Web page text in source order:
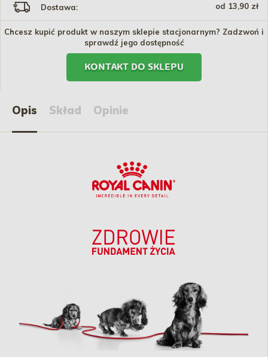
Dostawa: od 13,90 zł
Chcesz kupić produkt w naszym sklepie stacjonarnym? Zadzwoń i
sprawdź jego dostępność
KONTAKT DO SKLEPU
Opis Skład Opinie